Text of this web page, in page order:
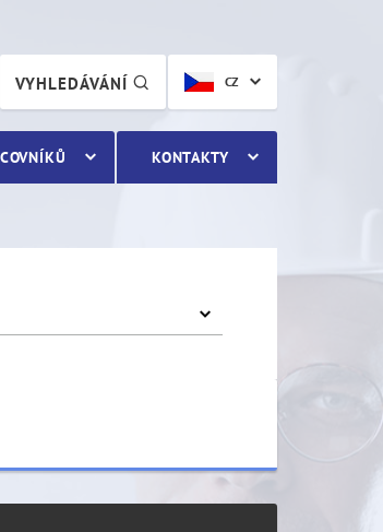
CZ
VYHLEDÁVÁNÍ
KONTAKTY